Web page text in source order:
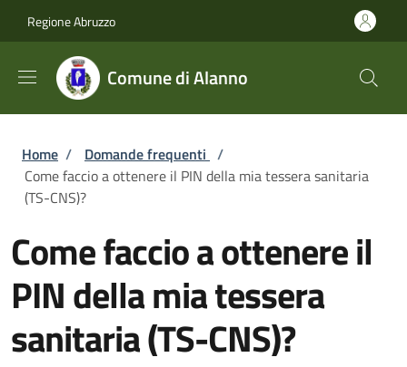
Regione Abruzzo
Comune di Alanno
Briciole di pane
Home / Domande frequenti /
Come faccio a ottenere il PIN della mia tessera sanitaria
(TS-CNS)?
Come faccio a ottenere il
PIN della mia tessera
sanitaria (TS-CNS)?